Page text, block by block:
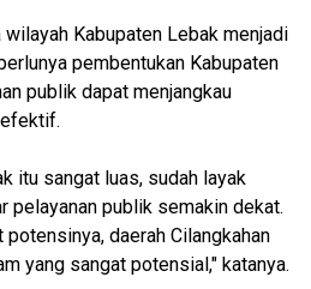
Kabupaten Lebak menjadi
pembentukan Kabupaten
publik dapat menjangkau
itu sangat luas, sudah layak
pelayanan publik semakin dekat.
daerah Cilangkahan
yang sangat potensial," katanya.